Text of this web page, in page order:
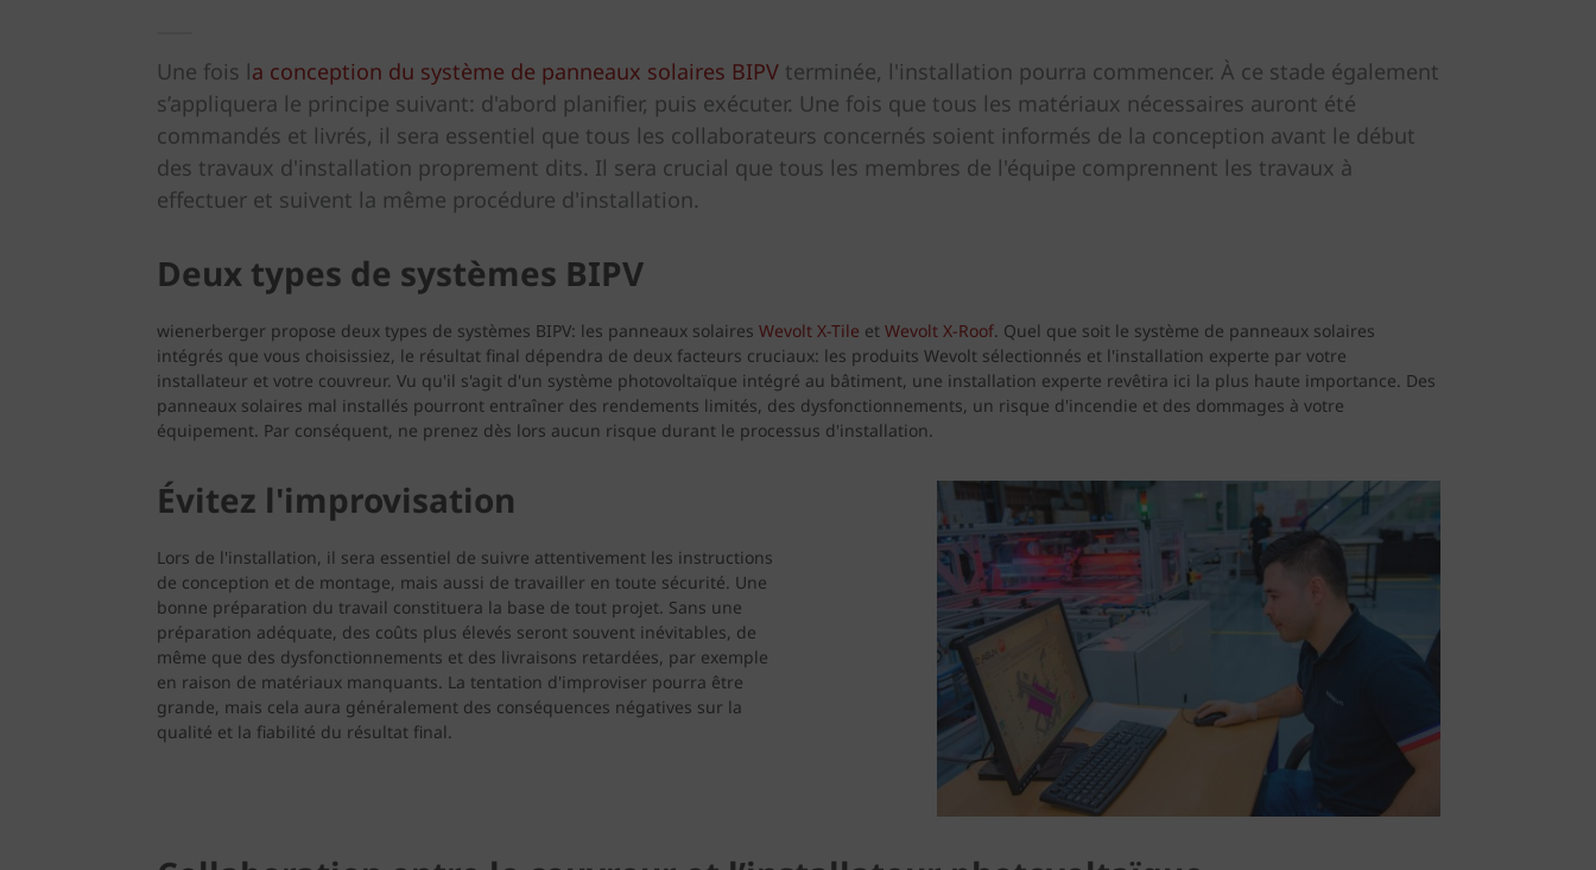
Une fois la conception du système de panneaux solaires BIPVterminée, l'installation pourra commencer. À ce stade également
s’appliquera le principe suivant: d'abord planifier, puis exécuter. Une fois que tous les matériaux nécessaires auront été
commandés et livrés, il sera essentiel que tous les collaborateurs concernés soient informés de la conception avant le début
des travaux d'installation proprement dits. Il sera crucial que tous les membres de l'équipe comprennent les travaux à
effectuer et suivent la même procédure d'installation.
Deux types de systèmes BIPV
wienerberger propose deux types de systèmes BIPV: les panneaux solaires Wevolt X-Tile et Wevolt X-Roof. Quel que soit le système de panneaux solaires
intégrés que vous choisissiez, le résultat final dépendra de deux facteurs cruciaux: les produits Wevolt sélectionnés et l'installation experte par votre
installateur et votre couvreur. Vu qu'il s'agit d'un système photovoltaïque intégré au bâtiment, une installation experte revêtira ici la plus haute importance. Des
panneaux solaires mal installés pourront entraîner des rendements limités, des dysfonctionnements, un risque d'incendie et des dommages à votre
équipement. Par conséquent, ne prenez dès lors aucun risque durant le processus d'installation.
Évitez l'improvisation
Lors de l'installation, il sera essentiel de suivre attentivement les instructions
de conception et de montage, mais aussi de travailler en toute sécurité. Une
bonne préparation du travail constituera la base de tout projet. Sans une
préparation adéquate, des coûts plus élevés seront souvent inévitables, de
même que des dysfonctionnements et des livraisons retardées, par exemple
en raison de matériaux manquants. La tentation d'improviser pourra être
grande, mais cela aura généralement des conséquences négatives sur la
qualité et la fiabilité du résultat final.